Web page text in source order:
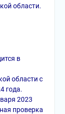
области.
в
области с
года.
2023
проверка